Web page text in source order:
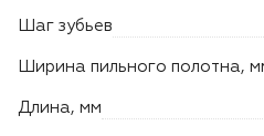
Шаг зубьев
Ширина пильного полотна,
Длина, мм